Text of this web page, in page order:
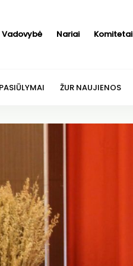
Vadovybė Nariai Komitetai
ŽUR NAUJIENOS